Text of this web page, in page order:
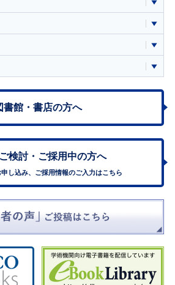
書館・書店の方へ
検討・ ご採用中の方へ
し込み、ご採用情報のご入力はこちら